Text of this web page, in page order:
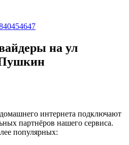
40454647
на ул
интернета подключают
партнёров нашего сервиса.
популярных: